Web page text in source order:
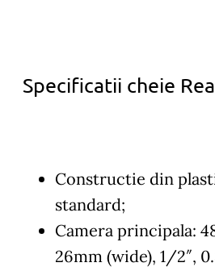
Specificatii cheie
Constructie din
standard;
Camera principala:
26mm (wide), 1/2″,